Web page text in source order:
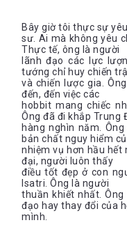
Bây giờ tôi thực sự
sư. Ai mà không yêu
Thực tế, ông là người
lãnh đạo các lực
tướng chỉ huy chiến
và chiến lược gia.
đến, đến việc các
hobbit mang chiếc
Ông đã đi khắp Trung
hàng nghìn năm.
bản chất nguy hiểm
nhiệm vụ hơn hầu hết
đại, người luôn thấy
điều tốt đẹp ở con
Isatri. Ông là người
thuần khiết nhất.
đạo hay thay đổi của
mình.